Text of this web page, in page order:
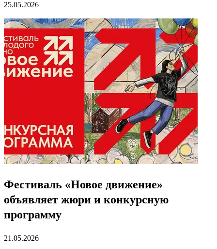
25.05.2026
Фестиваль «Новое движение»
объявляет жюри и конкурсную
программу
21.05.2026